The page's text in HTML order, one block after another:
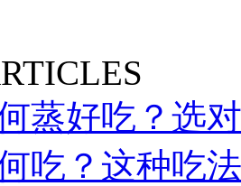
蒸好吃？选
吃？这种吃